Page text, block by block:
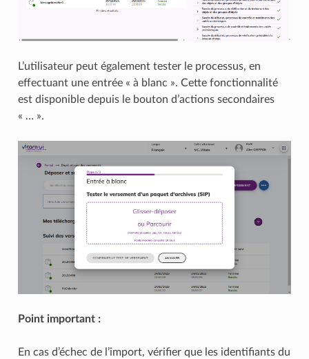
L’utilisateur peut également tester le processus, en
effectuant une entrée « à blanc ». Cette fonctionnalité
est disponible depuis le bouton d’actions secondaires
« … ».
Point important :
En cas d’échec de l’import, vérifier que les identifiants du